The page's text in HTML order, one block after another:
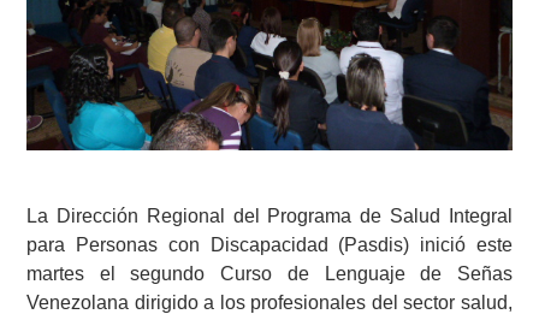
La Dirección Regional del Programa de Salud Integral
para Personas con Discapacidad (Pasdis) inició este
martes el segundo Curso de Lenguaje de Señas
Venezolana dirigido a los profesionales del sector salud,